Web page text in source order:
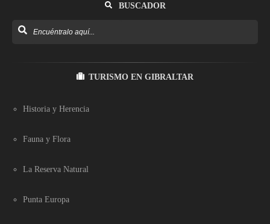
BUSCADOR
TURISMO EN GIBRALTAR
Historia y Herencia
Fauna y Flora
La Reserva Natural
Punta Europa